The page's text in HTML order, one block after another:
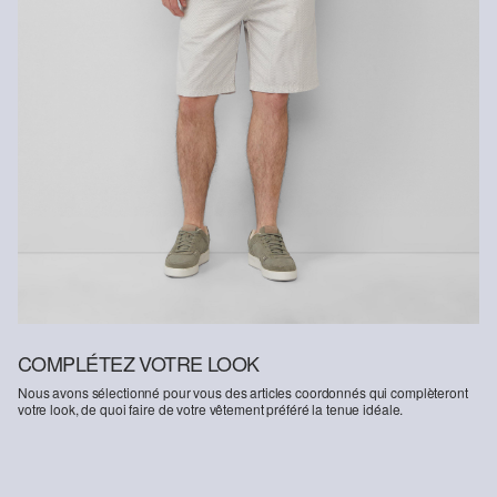
manière à économiser les ressources.
En choisissant nos produits en coton, vous soutenez notre
engagement envers la mission de Better Cotton visant à aider les
communautés à survivre et à prospérer, tout en protégeant et en
restaurant l’environnement. Better Cotton soutient les
communautés agricoles sur les plans social, environnemental et
économique en formant les agriculteurs aux méthodes de culture
plus durables. Ce produit est issu d’un système de bilan massique
et peut donc ne pas contenir de coton Better Cotton.
Retrouvez plus d’informations sur nos pages consacrées aux
questions de responsabilité
COMPLÉTEZ VOTRE LOOK
Nous avons sélectionné pour vous des articles coordonnés qui complèteront
votre look, de quoi faire de votre vêtement préféré la tenue idéale.